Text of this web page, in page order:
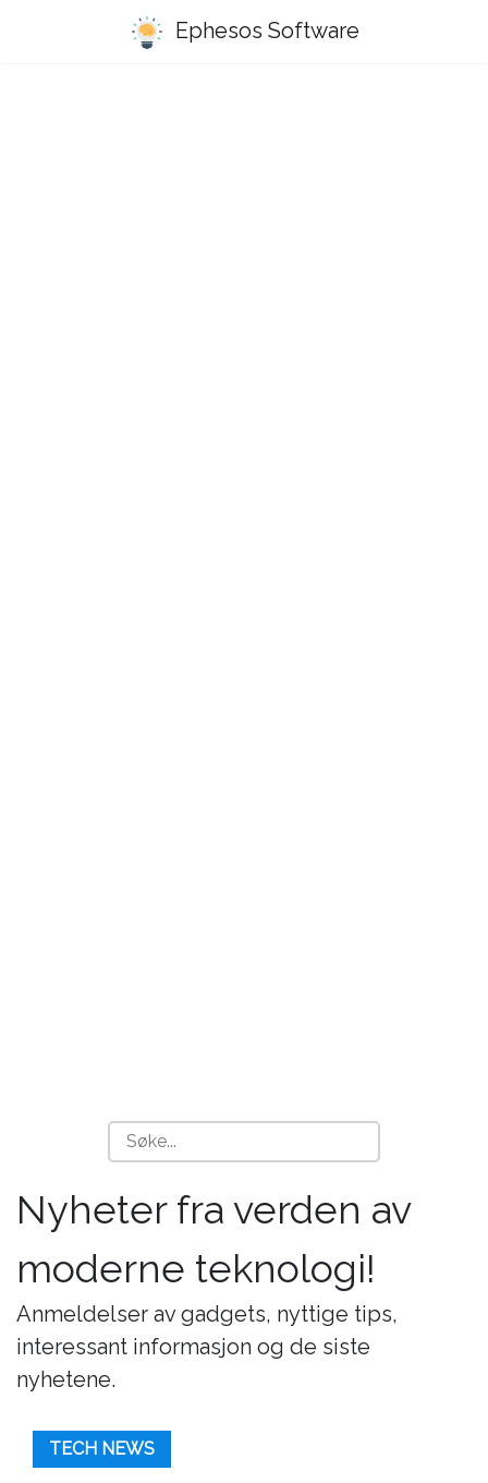
Ephesos Software
Nyheter fra verden av
moderne teknologi!
Anmeldelser av gadgets, nyttige tips,
interessant informasjon og de siste
nyhetene.
TECH NEWS